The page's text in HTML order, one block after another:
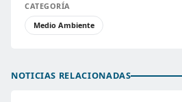
CATEGORÍA
Medio Ambiente
NOTICIAS RELACIONADAS